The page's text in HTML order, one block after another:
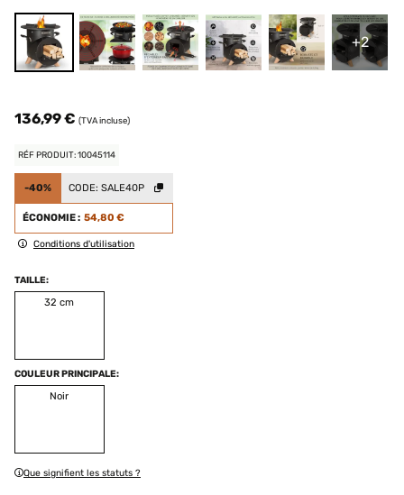
+2
136,99 € (TVA incluse)
RÉF PRODUIT: 10045114
-40% CODE: SALE40P
ÉCONOMIE : 54,80 €
Conditions d'utilisation
TAILLE:
32 cm
COULEUR PRINCIPALE:
Noir
Que signifient les statuts ?